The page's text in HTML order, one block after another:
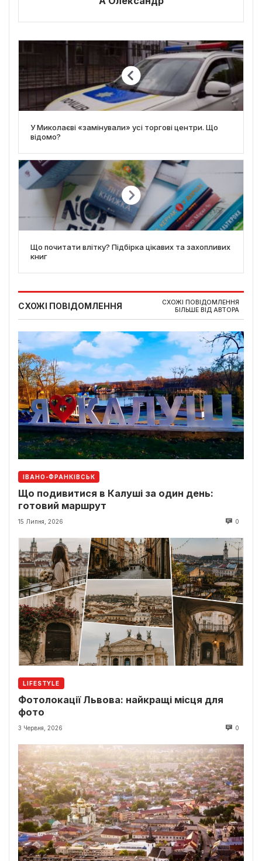
У Миколаєві «замінували» усі торгові центри. Що
відомо?
Що почитати влітку? Підбірка цікавих та захопливих
книг
СХОЖІ ПОВІДОМЛЕННЯ
СХОЖІ ПОВІДОМЛЕННЯ
БІЛЬШЕ ВІД АВТОРА
ІВАНО-ФРАНКІВСЬК
Що подивитися в Калуші за один день:
готовий маршрут
15 Липня, 2026 0
LIFESTYLE
Фотолокації Львова: найкращі місця для
фото
3 Червня, 2026 0